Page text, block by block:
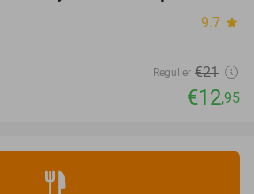
9.7 star
Regulier €21
€12,95